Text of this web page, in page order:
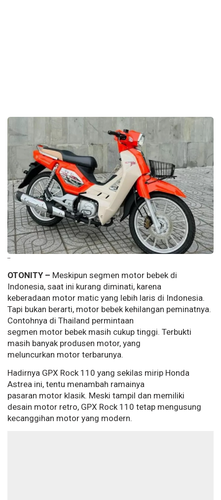
--
OTONITY – Meskipun segmen motor bebek di
Indonesia, saat ini kurang diminati, karena
keberadaan motor matic yang lebih laris di Indonesia.
Tapi bukan berarti, motor bebek kehilangan peminatnya.
Contohnya di Thailand permintaan
segmen motor bebek masih cukup tinggi. Terbukti
masih banyak produsen motor, yang
meluncurkan motor terbarunya.
Hadirnya GPX Rock 110 yang sekilas mirip Honda
Astrea ini, tentu menambah ramainya
pasaran motor klasik. Meski tampil dan memiliki
desain motor retro, GPX Rock 110 tetap mengusung
kecanggihan motor yang modern.